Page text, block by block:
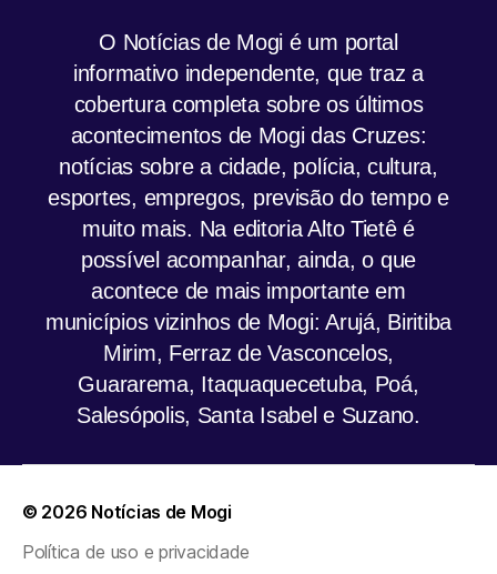
O Notícias de Mogi é um portal
informativo independente, que traz a
cobertura completa sobre os últimos
acontecimentos de Mogi das Cruzes:
notícias sobre a cidade, polícia, cultura,
esportes, empregos, previsão do tempo e
muito mais. Na editoria Alto Tietê é
possível acompanhar, ainda, o que
acontece de mais importante em
municípios vizinhos de Mogi: Arujá, Biritiba
Mirim, Ferraz de Vasconcelos,
Guararema, Itaquaquecetuba, Poá,
Salesópolis, Santa Isabel e Suzano.
© 2026 Notícias de Mogi
Política de uso e privacidade